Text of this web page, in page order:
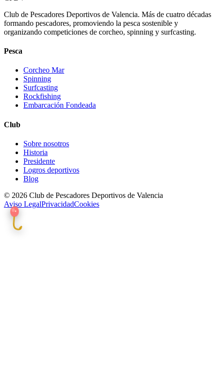
Club de Pescadores Deportivos de Valencia. Más de cuatro décadas
formando pescadores, promoviendo la pesca sostenible y
organizando competiciones de corcheo, spinning y surfcasting.
Pesca
Corcheo Mar
Spinning
Surfcasting
Rockfishing
Embarcación Fondeada
Club
Sobre nosotros
Historia
Presidente
Logros deportivos
Blog
© 2026 Club de Pescadores Deportivos de Valencia
Aviso LegalPrivacidadCookies